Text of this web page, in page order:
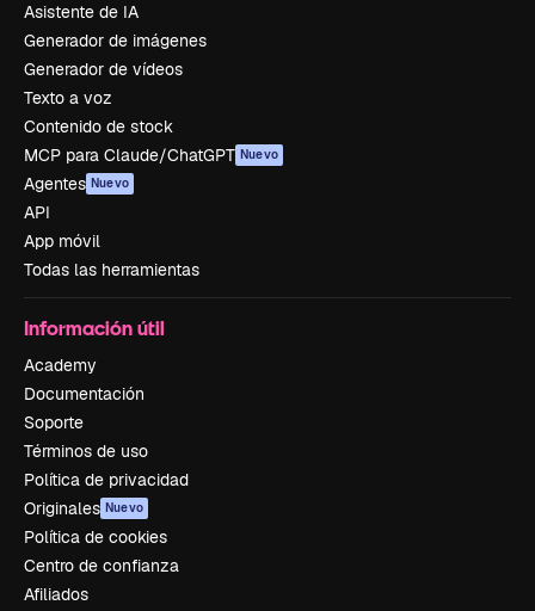
Asistente de IA
Generador de imágenes
Generador de vídeos
Texto a voz
Contenido de stock
MCP para Claude/ChatGPT Nuevo
Agentes Nuevo
API
App móvil
Todas las herramientas
Información útil
Academy
Documentación
Soporte
Términos de uso
Política de privacidad
Originales Nuevo
Política de cookies
Centro de confianza
Afiliados